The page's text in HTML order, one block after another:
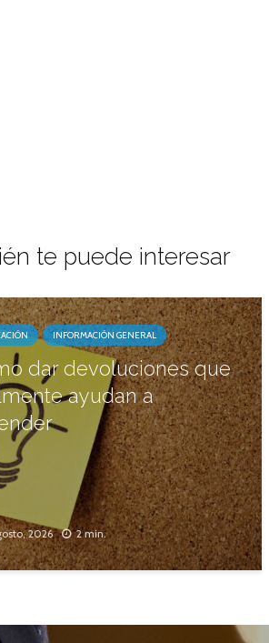
te puede interesar
INFORMACIÓN GENERAL
dar devoluciones que
ayudan a
2026 2 min.